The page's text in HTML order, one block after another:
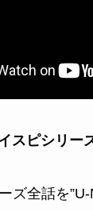
スピシリー
ズ全話を